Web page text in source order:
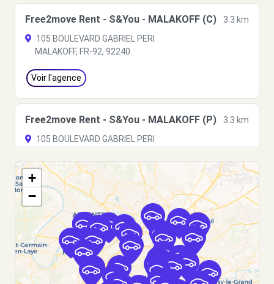
Free2move Rent - S&You - MALAKOFF (C)
3.3 km
105 BOULEVARD GABRIEL PERI
MALAKOFF, FR-92, 92240
Voir l'agence
Free2move Rent - S&You - MALAKOFF (P)
3.3 km
105 BOULEVARD GABRIEL PERI
Voir l'agence
Free2move Rent - Le Club Parking - Paris
Bercy
km
Rue Escoffier
Paris, FR-75, 75012
+
−